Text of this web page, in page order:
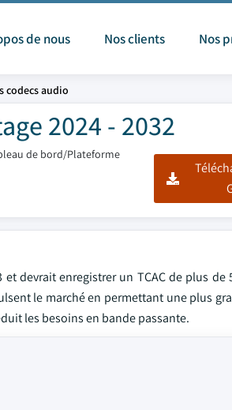
de nous Nos clients Nos
codecs audio
2024 - 2032
de bord/Plateforme
devrait enregistrer un TCAC de plus de
le marché en permettant une plus
les besoins en bande passante.